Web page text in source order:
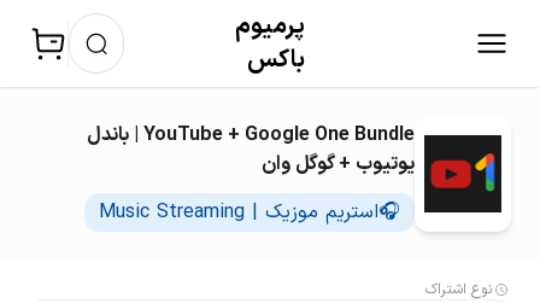
پرمیوم‌
باکس
YouTube + Google One Bundle | باندل
یوتیوب + گوگل وان
🎧استریم موزیک | Music Streaming
نوع اشتراک